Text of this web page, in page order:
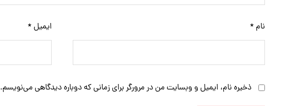
نام * ایمیل *
ذخیره نام، ایمیل و وبسایت من در مرورگر برای زمانی که دوباره دیدگاهی می‌نویسم.